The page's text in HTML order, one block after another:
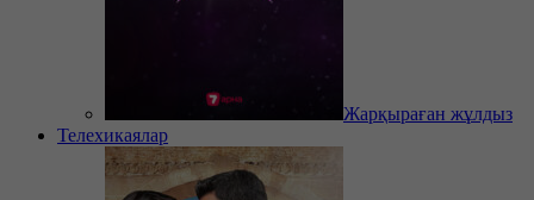
Жарқыраған жұлдыз
Телехикаялар